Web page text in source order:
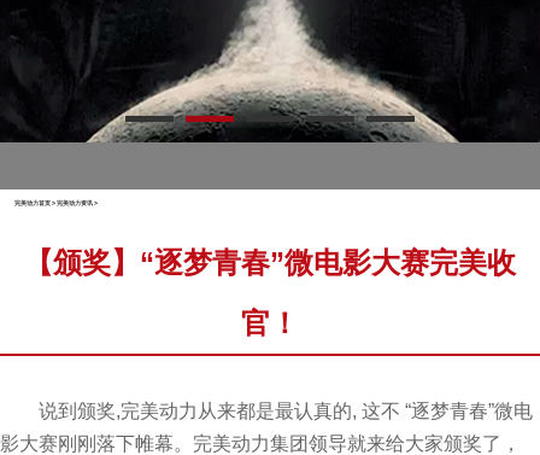
完美动力首页 > 完美动力资讯 >
【颁奖】“逐梦青春”微电影大赛完美收
官！
说到颁奖,完美动力从来都是最认真的, 这不 “逐梦青春”微电
影大赛刚刚落下帷幕。完美动力集团领导就来给大家颁奖了，